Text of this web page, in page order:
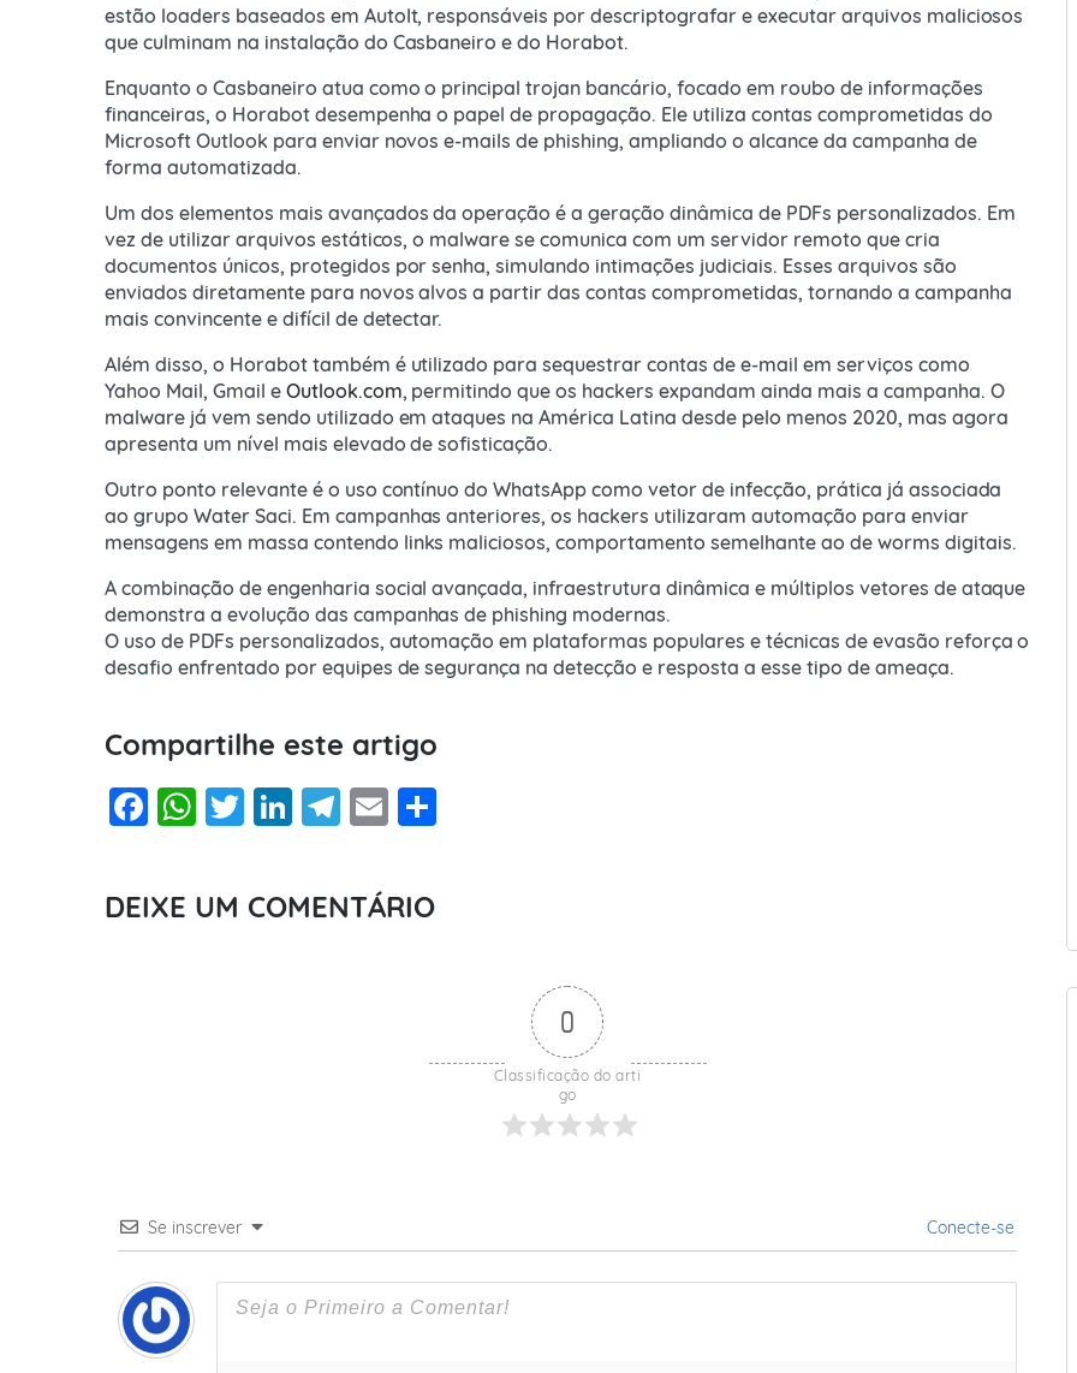
estão loaders baseados em AutoIt, responsáveis por descriptografar e executar arquivos maliciosos
que culminam na instalação do Casbaneiro e do Horabot.
Enquanto o Casbaneiro atua como o principal trojan bancário, focado em roubo de informações
financeiras, o Horabot desempenha o papel de propagação. Ele utiliza contas comprometidas do
Microsoft Outlook para enviar novos e-mails de phishing, ampliando o alcance da campanha de
forma automatizada.
Um dos elementos mais avançados da operação é a geração dinâmica de PDFs personalizados. Em
vez de utilizar arquivos estáticos, o malware se comunica com um servidor remoto que cria
documentos únicos, protegidos por senha, simulando intimações judiciais. Esses arquivos são
enviados diretamente para novos alvos a partir das contas comprometidas, tornando a campanha
mais convincente e difícil de detectar.
Além disso, o Horabot também é utilizado para sequestrar contas de e-mail em serviços como
Yahoo Mail, Gmail e Outlook.com, permitindo que os hackers expandam ainda mais a campanha. O
malware já vem sendo utilizado em ataques na América Latina desde pelo menos 2020, mas agora
apresenta um nível mais elevado de sofisticação.
Outro ponto relevante é o uso contínuo do WhatsApp como vetor de infecção, prática já associada
ao grupo Water Saci. Em campanhas anteriores, os hackers utilizaram automação para enviar
mensagens em massa contendo links maliciosos, comportamento semelhante ao de worms digitais.
A combinação de engenharia social avançada, infraestrutura dinâmica e múltiplos vetores de ataque
demonstra a evolução das campanhas de phishing modernas.
O uso de PDFs personalizados, automação em plataformas populares e técnicas de evasão reforça o
desafio enfrentado por equipes de segurança na detecção e resposta a esse tipo de ameaça.
Compartilhe este artigo
Facebook
WhatsApp
Twitter
LinkedIn
Telegram
Email
DEIXE UM COMENTÁRIO
0
Classificação do arti
go
Se inscrever Conecte-se